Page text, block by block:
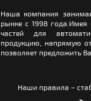
Наша компания
рынке с 1998
частей для
продукцию, напрямую
позволяет предложить
Наши правила –